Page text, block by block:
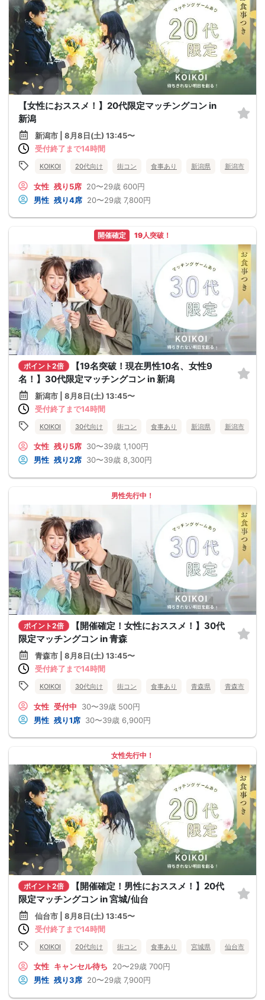
【女性におススメ！】20代限定マッチングコン in
新潟
新潟市 | 8月8日(土) 13:45〜
受付終了まで14時間
KOIKOI 20代向け 街コン 食事あり 新潟県 新潟市
女性 残り5席 20〜29歳 600円
男性 残り4席 20〜29歳 7,800円
開催確定 19人突破！
ポイント2倍
【19名突破！現在男性10名、女性9
名！】30代限定マッチングコン in 新潟
新潟市 | 8月8日(土) 13:45〜
受付終了まで14時間
KOIKOI 30代向け 街コン 食事あり 新潟県 新潟市
女性 残り5席 30〜39歳 1,100円
男性 残り2席 30〜39歳 8,300円
男性先行中！
ポイント2倍
【開催確定！女性におススメ！】30代
限定マッチングコン in 青森
青森市 | 8月8日(土) 13:45〜
受付終了まで14時間
KOIKOI 30代向け 街コン 食事あり 青森県 青森市
女性 受付中 30〜39歳 500円
男性 残り1席 30〜39歳 6,900円
女性先行中！
ポイント2倍
【開催確定！男性におススメ！】20代
限定マッチングコン in 宮城/仙台
仙台市 | 8月8日(土) 13:45〜
受付終了まで14時間
KOIKOI 20代向け 街コン 食事あり 宮城県 仙台市
女性 キャンセル待ち 20〜29歳 700円
男性 残り3席 20〜29歳 7,900円